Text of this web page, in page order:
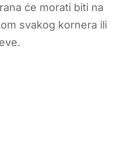
će morati biti na
svakog kornera ili